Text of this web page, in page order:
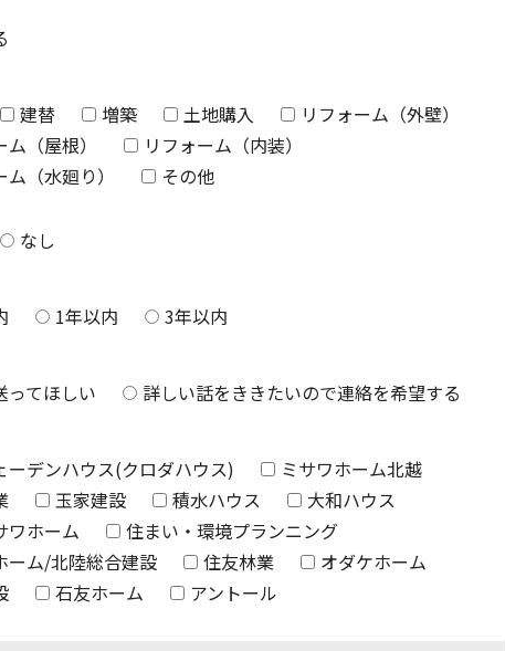
建替 増築 土地購入
リフォーム（外壁）
（屋根）
リフォーム（内装）
ム（水廻り）
その他
なし
1年以内 3年以内
ってほしい 詳しい話をききたいので連絡を希望する
ーデンハウス(クロダハウス)
ミサワホーム北越
玉家建設 積水ハウス
大和ハウス
ワホーム
住まい・環境プランニング
ーム/北陸総合建設
住友林業
オダケホーム
石友ホーム アントール